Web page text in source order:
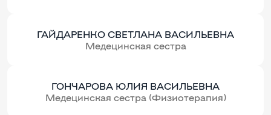
ГАЙДАРЕНКО СВЕТЛАНА ВАСИЛЬЕВНА
Медецинская сестра
ГОНЧАРОВА ЮЛИЯ ВАСИЛЬЕВНА
Медецинская сестра (Физиотерапия)